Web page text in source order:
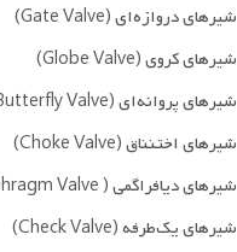
شیرهای دروازه‌ای (Gate Valve)
شیرهای کروی (Globe Valve)
شیرهای پروانه‌ای (Butterfly Valve)
شیرهای اختنناق (Choke Valve)
شیرهای دیافراگمی ( Diaphragm Valve )
شیرهای یک‌طرفه (Check Valve)